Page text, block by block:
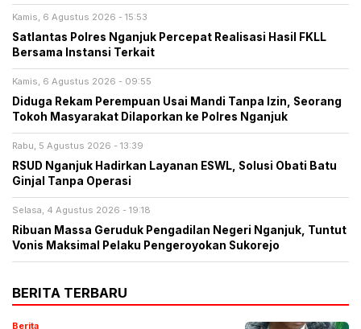
Kamis, 6 Agustus 2026 - 15:53
Satlantas Polres Nganjuk Percepat Realisasi Hasil FKLL
Bersama Instansi Terkait
Kamis, 6 Agustus 2026 - 09:55
Diduga Rekam Perempuan Usai Mandi Tanpa Izin, Seorang
Tokoh Masyarakat Dilaporkan ke Polres Nganjuk
Rabu, 5 Agustus 2026 - 13:39
RSUD Nganjuk Hadirkan Layanan ESWL, Solusi Obati Batu
Ginjal Tanpa Operasi
Selasa, 4 Agustus 2026 - 19:18
Ribuan Massa Geruduk Pengadilan Negeri Nganjuk, Tuntut
Vonis Maksimal Pelaku Pengeroyokan Sukorejo
BERITA TERBARU
Berita